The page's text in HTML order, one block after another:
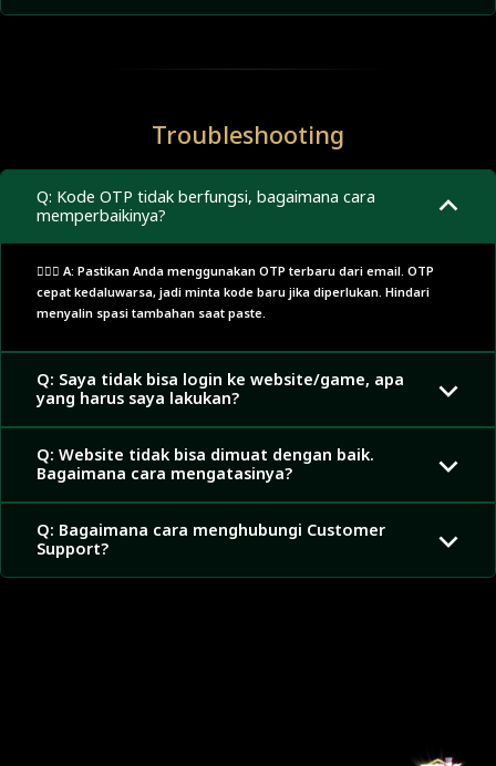
Troubleshooting
Q: Kode OTP tidak berfungsi, bagaimana cara
memperbaikinya?
🙋🏼‍♂️ A: Pastikan Anda menggunakan OTP terbaru dari email. OTP
cepat kedaluwarsa, jadi minta kode baru jika diperlukan. Hindari
menyalin spasi tambahan saat paste.
Q: Saya tidak bisa login ke website/game, apa
yang harus saya lakukan?
Q: Website tidak bisa dimuat dengan baik.
Bagaimana cara mengatasinya?
Q: Bagaimana cara menghubungi Customer
Support?